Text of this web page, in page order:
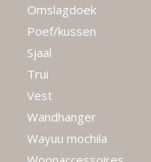
Omslagdoek
Poef/kussen
Sjaal
Trui
Vest
Wandhanger
Wayuu mochila